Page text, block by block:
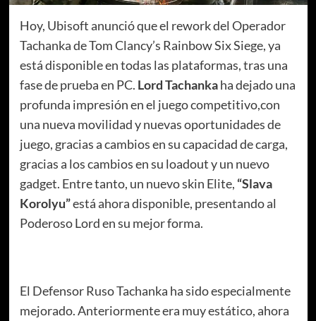
Hoy, Ubisoft anunció que el rework del Operador
Tachanka de Tom Clancy’s Rainbow Six Siege, ya
está disponible en todas las plataformas, tras una
fase de prueba en PC. Lord Tachankaha dejado una
profunda impresión en el juego competitivo,con
una nueva movilidad y nuevas oportunidades de
juego, gracias a cambios en su capacidad de carga,
gracias a los cambios en su loadout y un nuevo
gadget. Entre tanto, un nuevo skin Elite, “Slava
Korolyu”está ahora disponible, presentando al
Poderoso Lord en su mejor forma.
El Defensor Ruso Tachanka ha sido especialmente
mejorado. Anteriormente era muy estático, ahora